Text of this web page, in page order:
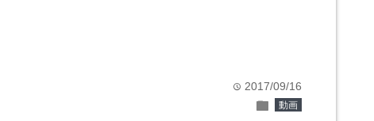
time 2017/09/16
folder 動画